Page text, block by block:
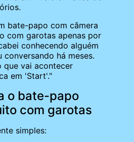
bate-papo com câmera
com garotas apenas por
conhecendo alguém
conversando há meses.
que vai acontecer
em 'Start'."
o bate-papo
com garotas
simples: